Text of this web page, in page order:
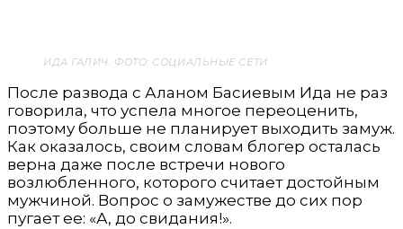
ИДА ГАЛИЧ. ФОТО: СОЦИАЛЬНЫЕ СЕТИ
После развода с Аланом Басиевым Ида не раз
говорила, что успела многое переоценить,
поэтому больше не планирует выходить замуж.
Как оказалось, своим словам блогер осталась
верна даже после встречи нового
возлюбленного, которого считает достойным
мужчиной. Вопрос о замужестве до сих пор
пугает ее: «А, до свидания!».